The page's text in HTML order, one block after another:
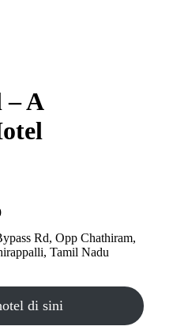
A
Rd, Opp Chathiram,
Tamil Nadu
di sini